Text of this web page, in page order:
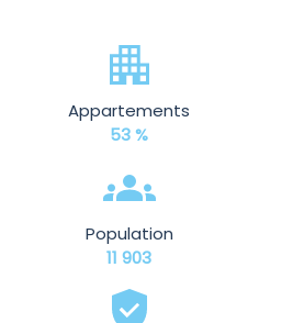
Appartements
53 %
Population
11 903